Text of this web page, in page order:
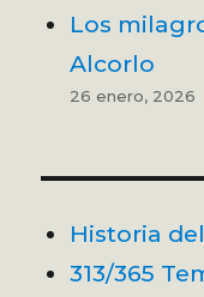
Los
Alcorlo
26 enero, 2026
Historia
313/365